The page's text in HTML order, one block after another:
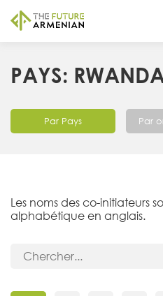
PAYS:
Par Pays Par
Les noms des co-initiateurs
alphabétique en anglais.